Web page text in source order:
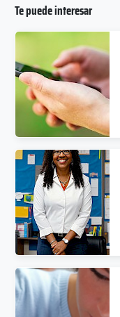
Te puede interesar